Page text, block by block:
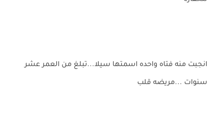
انجبت منه فتاه واحده اسمتها سيلا...تبلغ من العمر عشر
سنوات ...مريضه قلب